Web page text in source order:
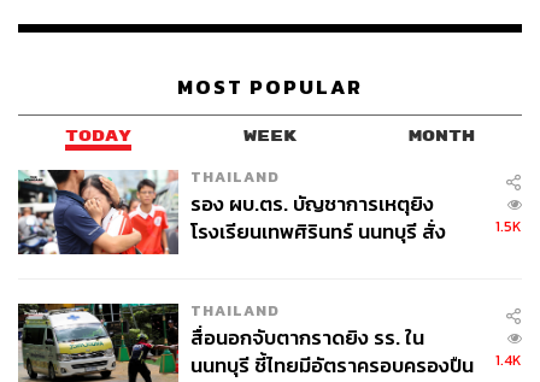
MOST POPULAR
TODAY WEEK MONTH
THAILAND
รอง ผบ.ตร. บัญชาการเหตุยิง
โรงเรียนเทพศิรินทร์ นนทบุรี สั่ง
1.5K
THAILAND
สื่อนอกจับตากราดยิง รร. ใน
นนทบุรี ชี้ไทยมีอัตราครอบครองปืน
1.4K